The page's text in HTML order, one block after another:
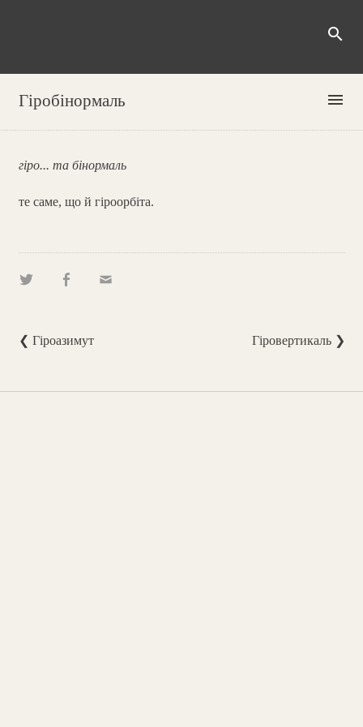
search
Гіробінормаль menu
гіро... та бінормаль
те саме, що й гіроорбіта.
❮ Гіроазимут Гіровертикаль ❯